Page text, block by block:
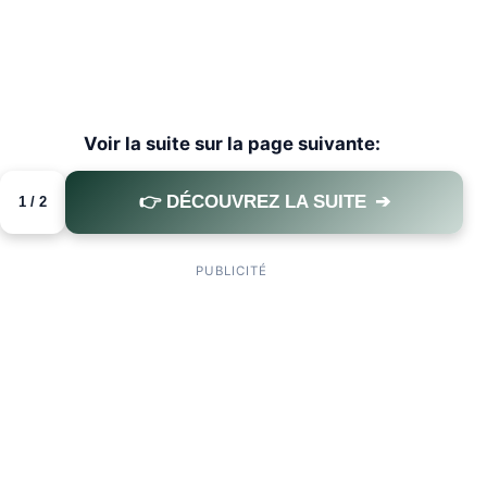
Voir la suite sur la page suivante:
1 / 2 👉 DÉCOUVREZ LA SUITE ➔
PAGE 1 OF 2
PUBLICITÉ